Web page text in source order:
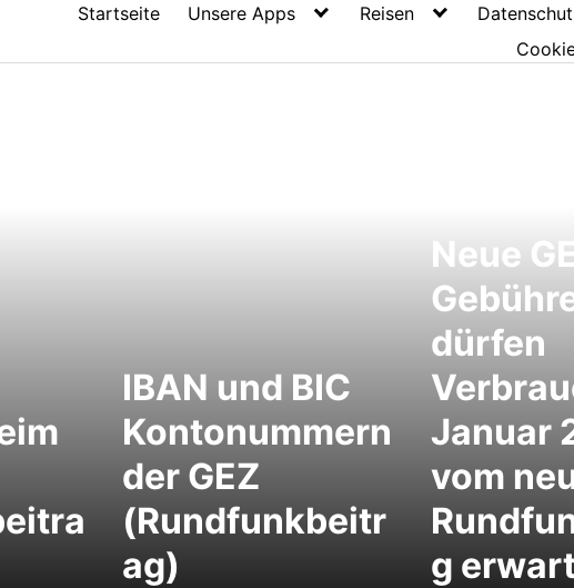
Startseite Unsere Apps Reisen
IBAN und BIC
Kontonummern
der GEZ
(Rundfunkbeitr
ag)
Neue
dürfen
Januar
vom
g